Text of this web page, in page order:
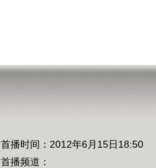
首播时间：2012年6月15日18:50
首播频道：